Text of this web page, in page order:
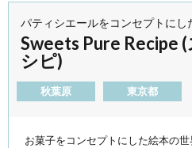
パティシエールをコンセプトにし
Sweets Pure Recipe
シピ)
秋葉原 東京都
お菓子をコンセプトにした絵本の